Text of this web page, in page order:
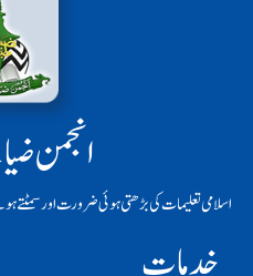
انجمن
اسلامی تعلیمات کی بڑھتی ہوئی ضرورت اور سمٹتے